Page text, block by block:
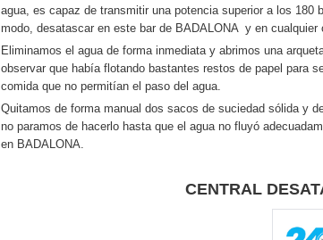
agua, es capaz de transmitir una potencia superior a los 180
modo, desatascar en este bar de BADALONA y en cualquier
Eliminamos el agua de forma inmediata y abrimos una
observar que había flotando bastantes restos de papel para
comida que no permitían el paso del agua.
Quitamos de forma manual dos sacos de suciedad sólida y
no paramos de hacerlo hasta que el agua no fluyó
en BADALONA.
CENTRAL